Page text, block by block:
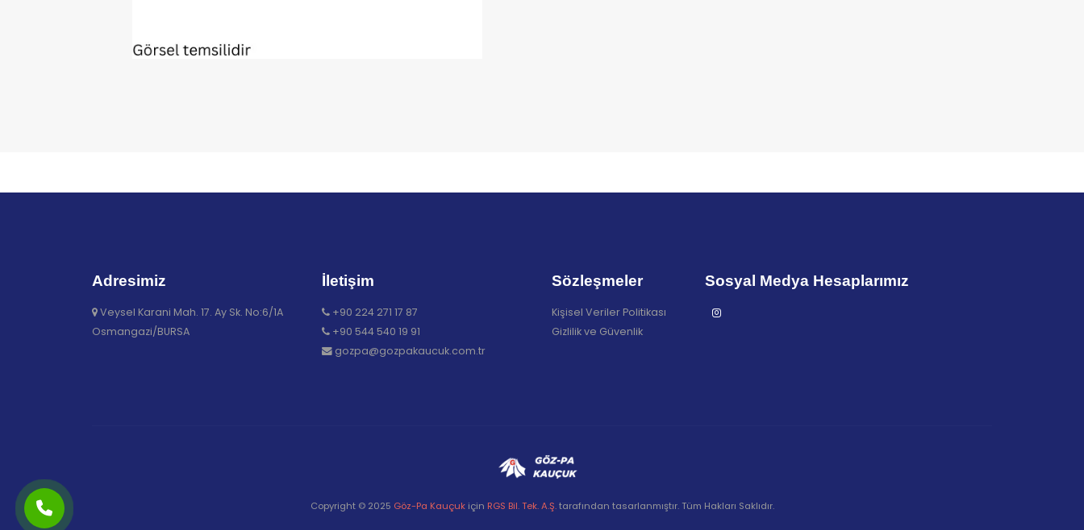
Adresimiz
Veysel Karani Mah. 17. Ay Sk. No:6/1A
Osmangazi/BURSA
İletişim
+90 224 271 17 87
+90 544 540 19 91
gozpa@gozpakaucuk.com.tr
Sözleşmeler
Kişisel Veriler Politikası
Gizlilik ve Güvenlik
Sosyal Medya Hesaplarımız
Copyright © 2025 Göz-Pa Kauçukiçin RGS Bil. Tek. A.Ş.tarafından tasarlanmıştır. Tüm Hakları Saklıdır.